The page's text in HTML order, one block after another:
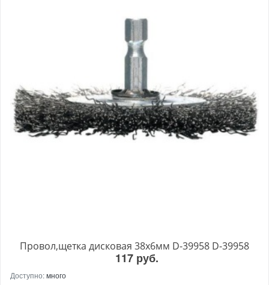
Провол,щетка дисковая 38х6мм D-39958 D-39958
117 руб.
Доступно:много